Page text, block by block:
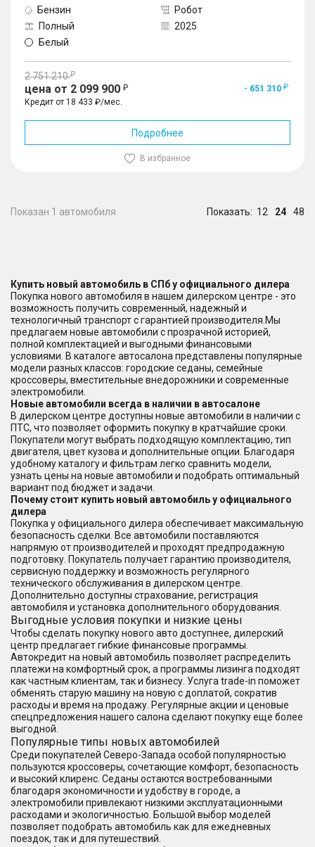
Бензин
Робот
Полный
2025
Белый
2 751 210
цена от 2 099 900
- 651 310
Кредит от 18 433 ₽/мес.
Подробнее
В избранное
Показан 1 автомобиля Показать: 12 24 48
Купить новый автомобиль в СПб у официального дилера
Покупка нового автомобиля в нашем дилерском центре - это
возможность получить современный, надежный и
технологичный транспорт с гарантией производителя.Мы
предлагаем новые автомобили с прозрачной историей,
полной комплектацией и выгодными финансовыми
условиями. В каталоге автосалона представлены популярные
модели разных классов: городские седаны, семейные
кроссоверы, вместительные внедорожники и современные
электромобили.
Новые автомобили всегда в наличии в автосалоне
В дилерском центре доступны новые автомобили в наличии с
ПТС, что позволяет оформить покупку в кратчайшие сроки.
Покупатели могут выбрать подходящую комплектацию, тип
двигателя, цвет кузова и дополнительные опции. Благодаря
удобному каталогу и фильтрам легко сравнить модели,
узнать цены на новые автомобили и подобрать оптимальный
вариант под бюджет и задачи.
Почему стоит купить новый автомобиль у официального
дилера
Покупка у официального дилера обеспечивает максимальную
безопасность сделки. Все автомобили поставляются
напрямую от производителей и проходят предпродажную
подготовку. Покупатель получает гарантию производителя,
сервисную поддержку и возможность регулярного
технического обслуживания в дилерском центре.
Дополнительно доступны страхование, регистрация
автомобиля и установка дополнительного оборудования.
Выгодные условия покупки и низкие цены
Чтобы сделать покупку нового авто доступнее, дилерский
центр предлагает гибкие финансовые программы.
Автокредит на новый автомобиль позволяет распределить
платежи на комфортный срок, а программы лизинга подходят
как частным клиентам, так и бизнесу. Услуга trade-in поможет
обменять старую машину на новую с доплатой, сократив
расходы и время на продажу. Регулярные акции и ценовые
спецпредложения нашего салона сделают покупку еще более
выгодной.
Популярные типы новых автомобилей
Среди покупателей Северо-Запада особой популярностью
пользуются кроссоверы, сочетающие комфорт, безопасность
и высокий клиренс. Седаны остаются востребованными
благодаря экономичности и удобству в городе, а
электромобили привлекают низкими эксплуатационными
расходами и экологичностью. Большой выбор моделей
позволяет подобрать автомобиль как для ежедневных
поездок, так и для путешествий.